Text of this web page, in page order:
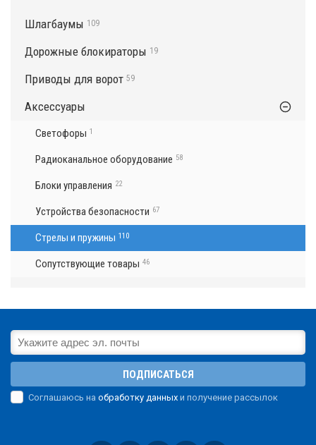
Шлагбаумы 109
Дорожные блокираторы 19
Приводы для ворот 59
Аксессуары
Светофоры 1
Радиоканальное оборудование 58
Блоки управления 22
Устройства безопасности 67
Стрелы и пружины 110
Сопутствующие товары 46
ПОДПИСАТЬСЯ
Соглашаюсь на обработку данных и получение рассылок